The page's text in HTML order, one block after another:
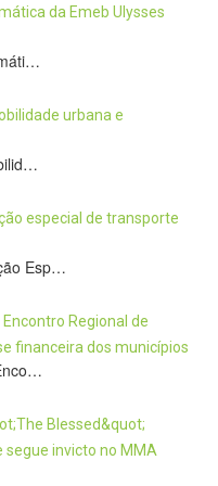
Esp…